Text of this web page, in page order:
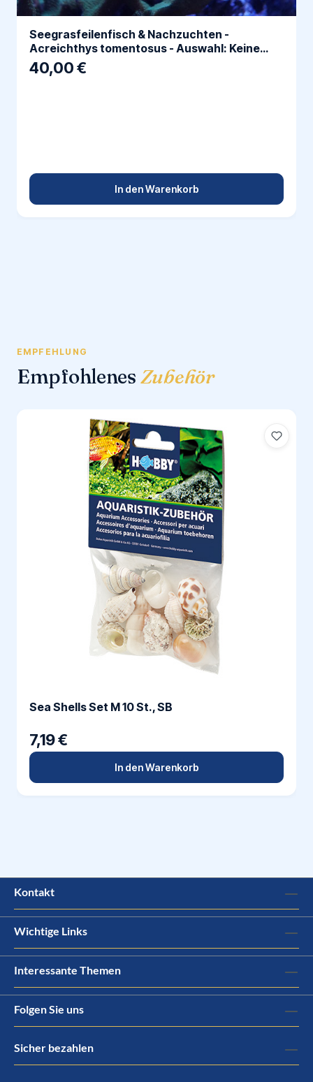
Seegrasfeilenfisch & Nachzuchten -
Acreichthys tomentosus - Auswahl: Keine
Nachzucht
40,00 €
In den Warenkorb
EMPFEHLUNG
Empfohlenes Zubehör
Sea Shells Set M 10 St., SB
7,19 €
In den Warenkorb
Kontakt
Wichtige Links
Interessante Themen
Folgen Sie uns
Sicher bezahlen